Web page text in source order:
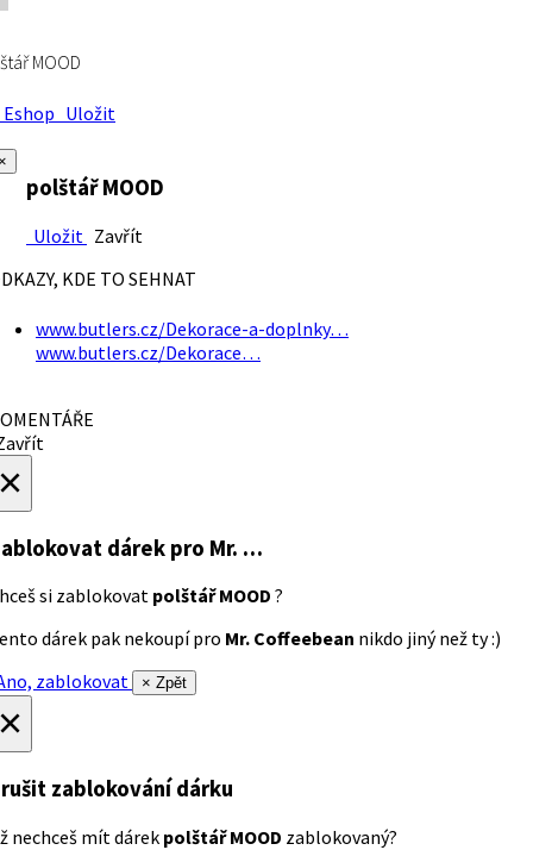
MOOD
Uložit
polštář MOOD
Uložit Zavřít
KDE TO SEHNAT
www.butlers.cz/Dekorace-a-doplnky…
www.butlers.cz/Dekorace…
dárek pro Mr. …
si zablokovat polštář MOOD ?
dárek pak nekoupí pro Mr. Coffeebean nikdo jiný než ty :)
zablokovat
× Zpět
zablokování dárku
nechceš mít dárek polštář MOOD zablokovaný?